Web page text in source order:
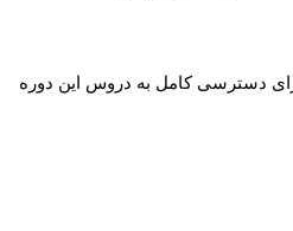
دسترسی کامل به دروس این دوره